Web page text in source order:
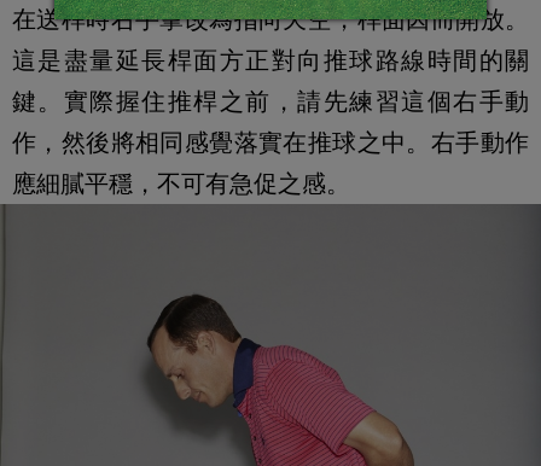
在送桿時右手掌改為指向天空，桿面因而開放。
這是盡量延長桿面方正對向推球路線時間的關
鍵。實際握住推桿之前，請先練習這個右手動
作，然後將相同感覺落實在推球之中。右手動作
應細膩平穩，不可有急促之感。